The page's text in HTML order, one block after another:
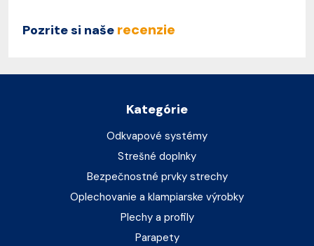
Pozrite si naše recenzie
Kategórie
Odkvapové systémy
Strešné doplnky
Bezpečnostné prvky strechy
Oplechovanie a klampiarske výrobky
Plechy a profily
Parapety